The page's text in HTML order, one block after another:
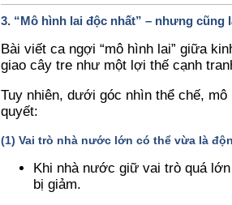
3. “Mô hình lai độc nhất” – nhưng
Bài viết ca ngợi “mô hình lai” giữa
giao cây tre như một lợi thế cạnh
Tuy nhiên, dưới góc nhìn thể chế,
quyết:
(1) Vai trò nhà nước lớn có thể vừa là
Khi nhà nước giữ vai trò quá
bị giảm.